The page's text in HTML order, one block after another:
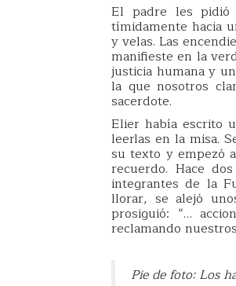
El padre les pidió
tímidamente hacia
y velas. Las
manifieste en la
justicia humana y
la que nosotros
sacerdote.
Elier había escrito
leerlas en la misa.
su texto y empezó
recuerdo. Hace
integrantes de la
llorar, se alejó
prosiguió: “…
reclamando
Pie de foto: Los